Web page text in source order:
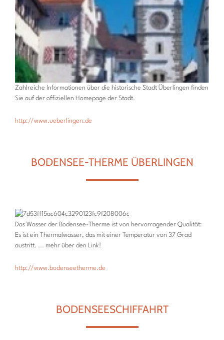
Zahlreiche Informationen über die historische Stadt Überlingen finden
Sie auf der offiziellen Homepage der Stadt.
http://www.ueberlingen.de
BODENSEE-THERME ÜBERLINGEN
Das Wasser der Bodensee-Therme ist von hervorragender Qualität:
Es ist ein Thermalwasser, das mit einer Temperatur von 37 Grad
austritt. ... mehr über den Link!
http://www.bodenseetherme.de
BODENSEESCHIFFAHRT